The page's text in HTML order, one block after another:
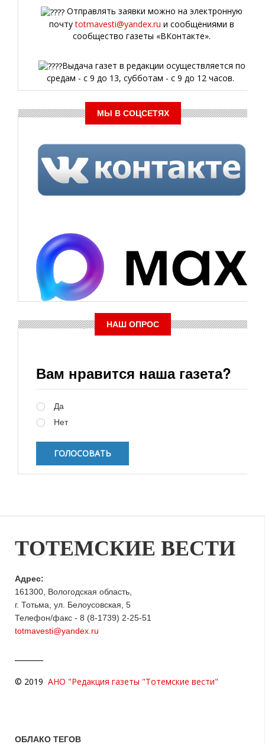
Отправлять заявки можно на электронную
почтуtotmavesti@yandex.ru и сообщениями в
сообщество газеты «ВКонтакте».
Выдача газет в редакции осуществляется по
средам - с 9 до 13, субботам - с 9 до 12 часов.
МЫ В СОЦСЕТЯХ
НАШ ОПРОС
Вам нравится наша газета?
Да
Нет
ТОТЕМСКИЕ ВЕСТИ
Адрес:
161300, Вологодская область,
г. Тотьма, ул. Белоусовская, 5
Телефон/факс - 8 (8-1739) 2-25-51
totmavesti@yandex.ru
© 2019 АНО "Редакция газеты "Тотемские вести"
ОБЛАКО ТЕГОВ